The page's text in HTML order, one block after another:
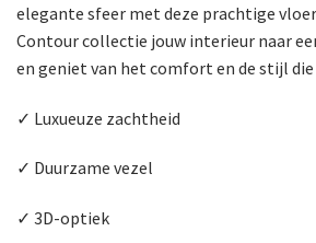
elegante sfeer met deze prachtige
Contour collectie jouw interieur naar
en geniet van het comfort en de stijl
✓ Luxueuze zachtheid
✓ Duurzame vezel
✓ 3D-optiek